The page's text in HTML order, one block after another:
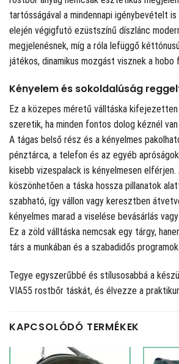
tartósságával a mindennapi igénybevételt
elején végigfutó ezüstszínű díszlánc
megjelenésnek, míg a róla lefüggő
játékos, dinamikus mozgást visznek a hobo
Kényelem és sokoldalúság
Ez a közepes méretű válltáska
szeretik, ha minden fontos dolog kéznél van
A tágas belső rész és a kényelmes
pénztárca, a telefon és az egyéb
kisebb vizespalack is kényelmesen
köszönhetően a táska hossza pillanatok
szabható, így vállon vagy keresztben
kényelmes marad a viselése bevásárlás
Ez a zöld válltáska nemcsak egy tárgy,
társ a munkában és a szabadidős
Tegye egyszerűbbé és stílusosabbá a
VIA55 rostbőr táskát, és élvezze a
KAPCSOLÓDÓ TERMÉKEK